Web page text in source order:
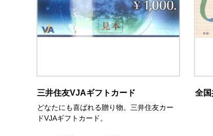
三井住友VJAギフトカード
どなたにも喜ばれる贈り物。三井住友カー
ドVJAギフトカード。
全